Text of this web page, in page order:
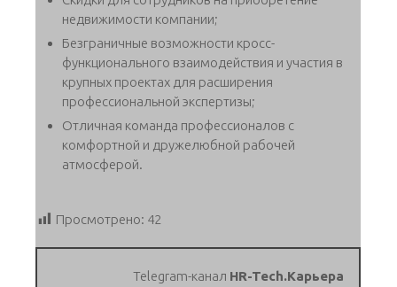
недвижимости компании;
Безграничные возможности кросс-
функционального взаимодействия и участия в
крупных проектах для расширения
профессиональной экспертизы;
Отличная команда профессионалов с
комфортной и дружелюбной рабочей
атмосферой.
Просмотрено: 42
Telegram-канал HR-Tech.Карьера